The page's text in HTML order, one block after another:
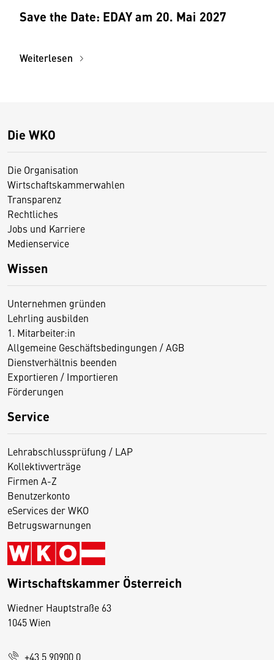
Save the Date: EDAY am 20. Mai 2027
Weiterlesen
Die WKO
Die Organisation
Wirtschaftskammerwahlen
Transparenz
Rechtliches
Jobs und Karriere
Medienservice
Wissen
Unternehmen gründen
Lehrling ausbilden
1. Mitarbeiter:in
Allgemeine Geschäftsbedingungen / AGB
Dienstverhältnis beenden
Exportieren / Importieren
Förderungen
Service
Lehrabschlussprüfung / LAP
Kollektivverträge
Firmen A-Z
Benutzerkonto
eServices der WKO
Betrugswarnungen
Wirtschaftskammer Österreich
Wiedner Hauptstraße 63
1045 Wien
+43 5 90900 0
D